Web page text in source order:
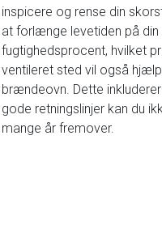
inspicere og rense din
at forlænge levetiden på
fugtighedsprocent, hvilket
ventileret sted vil også
brændeovn. Dette
gode retningslinjer kan du
mange år fremover.